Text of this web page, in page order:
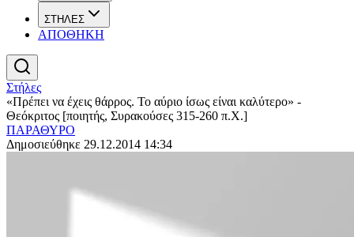
ΣΤΗΛΕΣ
ΑΠΟΘΗΚΗ
Στήλες
«Πρέπει να έχεις θάρρος. Το αύριο ίσως είναι καλύτερο» -
Θεόκριτος [ποιητής, Συρακούσες 315-260 π.Χ.]
ΠΑΡΑΘΥΡΟ
Δημοσιεύθηκε 29.12.2014 14:34